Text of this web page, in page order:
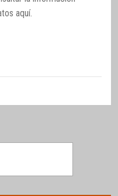
aquí.